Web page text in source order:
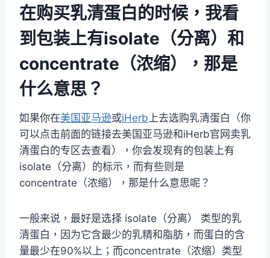
在购买乳清蛋白的时候，我看
到包装上有isolate（分离）和
concentrate（浓缩），那是
什么意思？
如果你在美国亚马逊或iHerb上去选购乳清蛋白（你
可以点击前面的链接去美国亚马逊和iHerb官网卖乳
清蛋白的专区去查看），你会发现有的包装上有
isolate（分离）的标示，而有些则是
concentrate（浓缩），那是什么意思呢？
一般来说，最好是选择 isolate（分离） 类型的乳
清蛋白，因为它含最少的乳精和脂肪，而蛋白的含
量最少在90%以上；而concentrate（浓缩）类型